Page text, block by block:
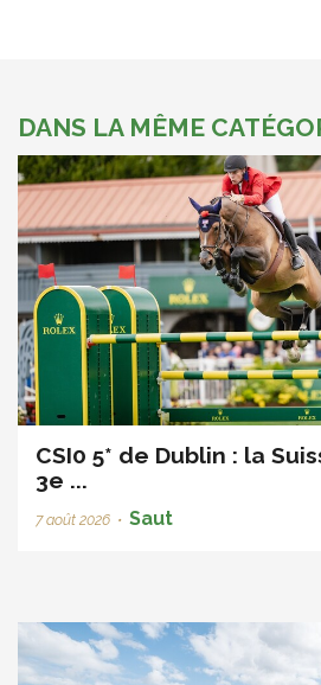
DANS LA MÊME
CSI0 5* de Dublin : la
3e ...
7 août 2026 • Saut